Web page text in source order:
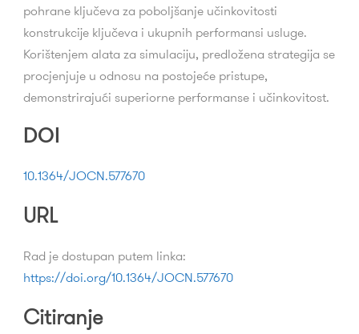
pohrane ključeva za poboljšanje učinkovitosti
konstrukcije ključeva i ukupnih performansi usluge.
Korištenjem alata za simulaciju, predložena strategija se
procjenjuje u odnosu na postojeće pristupe,
demonstrirajući superiorne performanse i učinkovitost.
DOI
10.1364/JOCN.577670
URL
Rad je dostupan putem linka:
https://doi.org/10.1364/JOCN.577670
Citiranje